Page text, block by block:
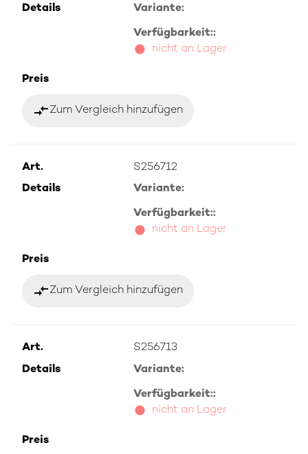
Details
Variante:
Verfügbarkeit::
nicht an Lager
Preis
compare_arrowsZum Vergleich hinzufügen
Art.
S256712
Details
Variante:
Verfügbarkeit::
nicht an Lager
Preis
compare_arrowsZum Vergleich hinzufügen
Art.
S256713
Details
Variante:
Verfügbarkeit::
nicht an Lager
Preis